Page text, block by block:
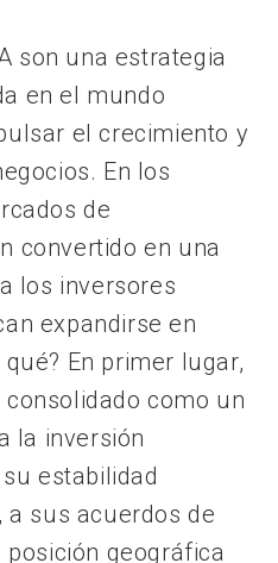
son una estrategia
en el mundo
el crecimiento y
En los
de
convertido en una
los inversores
expandirse en
En primer lugar,
como un
la inversión
estabilidad
sus acuerdos de
geográfica